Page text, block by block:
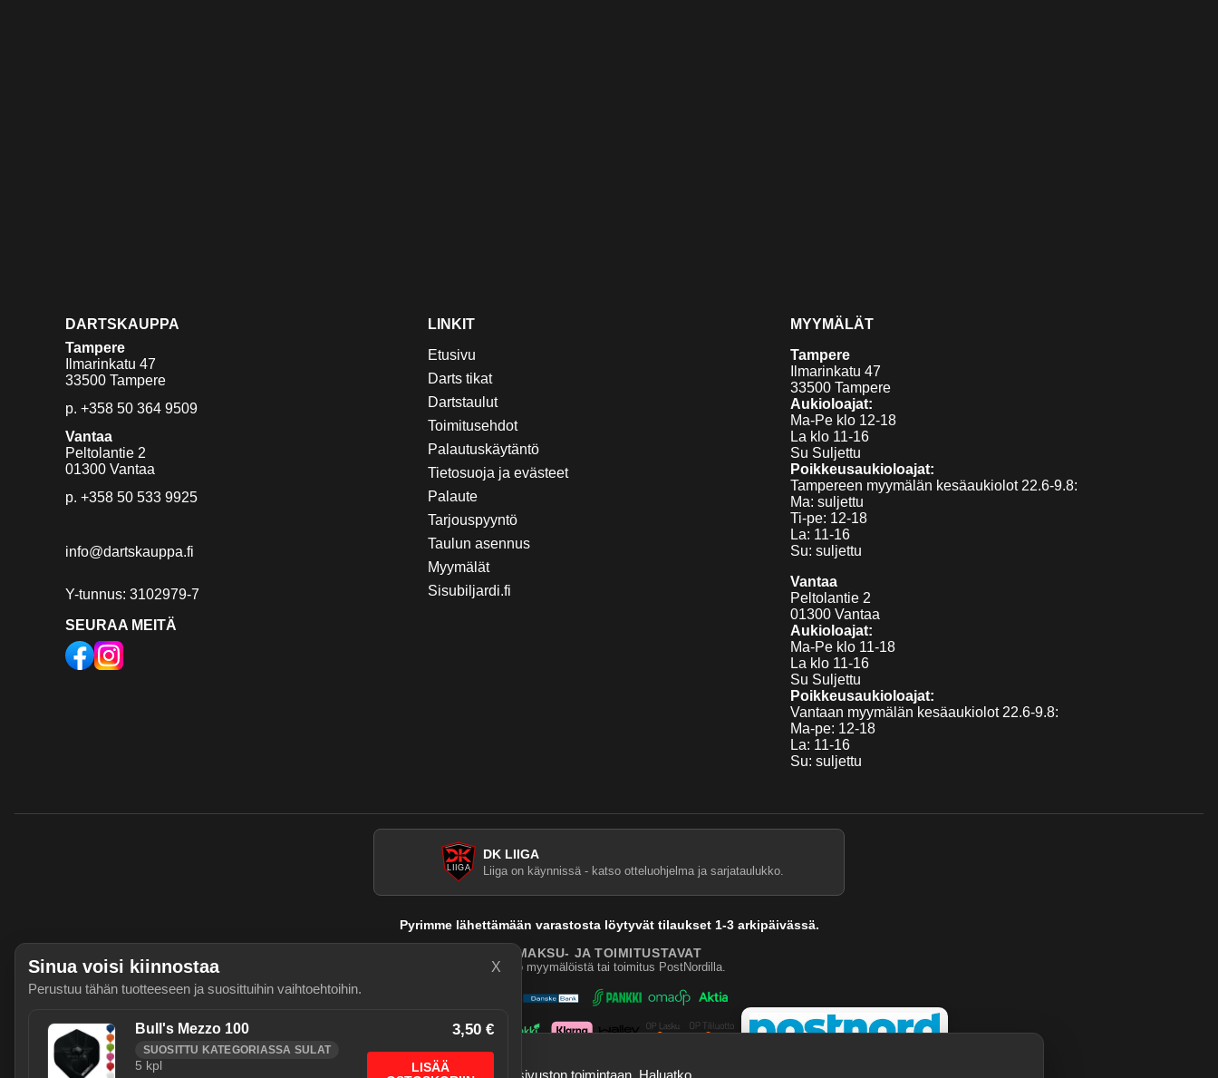
Sinua voisi kiinnostaa
Perustuu tähän tuotteeseen ja suosittuihin vaihtoehtoihin.
X
Bull's Mezzo 100
SUOSITTU KATEGORIASSA SULAT
5 kpl
3,50 €
LISÄÄ
DARTSKAUPPA
Tampere
Ilmarinkatu 47
33500 Tampere
p. +358 50 364 9509
Vantaa
Peltolantie 2
01300 Vantaa
p. +358 50 533 9925
info@dartskauppa.fi
Y-tunnus: 3102979-7
SEURAA MEITÄ
LINKIT
Etusivu
Darts tikat
Dartstaulut
Toimitusehdot
Palautuskäytäntö
Tietosuoja ja evästeet
Palaute
Tarjouspyyntö
Taulun asennus
Myymälät
Sisubiljardi.fi
MYYMÄLÄT
Tampere
Ilmarinkatu 47
33500 Tampere
Aukioloajat:
Ma-Pe klo 12-18
La klo 11-16
Su Suljettu
Poikkeusaukioloajat:
Tampereen myymälän kesäaukiolot 22.6-9.8:
Ma: suljettu
Ti-pe: 12-18
La: 11-16
Su: suljettu
Vantaa
Peltolantie 2
01300 Vantaa
Aukioloajat:
Ma-Pe klo 11-18
La klo 11-16
Su Suljettu
Poikkeusaukioloajat:
Vantaan myymälän kesäaukiolot 22.6-9.8:
Ma-pe: 12-18
La: 11-16
Su: suljettu
DK LIIGA
Liiga on käynnissä - katso otteluohjelma ja sarjataulukko.
Pyrimme lähettämään varastosta löytyvät tilaukset 1-3 arkipäivässä.
MAKSU- JA TOIMITUSTAVAT
Nouto myymälöistä tai toimitus PostNordilla.